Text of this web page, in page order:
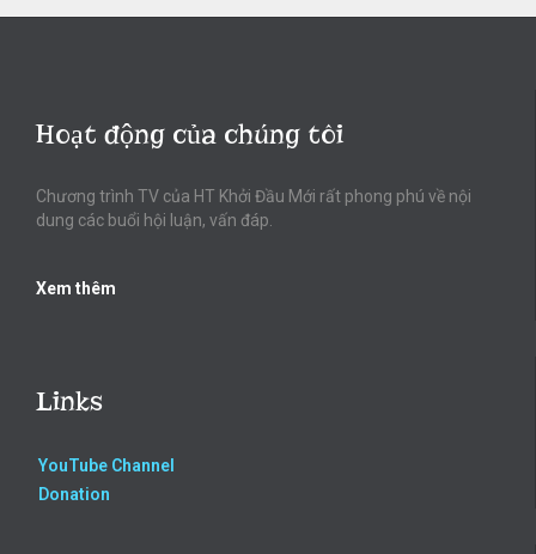
Hoạt động của chúng tôi
Chương trình TV của HT Khởi Đầu Mới rất phong phú về nội
dung các buổi hội luận, vấn đáp.
Xem thêm
Links
YouTube Channel
Donation